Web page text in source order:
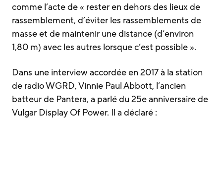
comme l’acte de « rester en dehors des lieux de
rassemblement, d’éviter les rassemblements de
masse et de maintenir une distance (d’environ
1,80 m) avec les autres lorsque c’est possible ».
Dans une interview accordée en 2017 à la station
de radio WGRD, Vinnie Paul Abbott, l’ancien
batteur de Pantera, a parlé du 25e anniversaire de
Vulgar Display Of Power. Il a déclaré :